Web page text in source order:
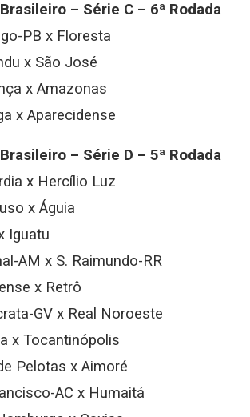
– Série C – 6ª Rodada
PB x Floresta
x São José
x Amazonas
x Aparecidense
– Série D – 5ª Rodada
x Hercílio Luz
x Águia
Iguatu
AM x S. Raimundo-RR
x Retrô
GV x Real Noroeste
x Tocantinópolis
Pelotas x Aimoré
AC x Humaitá